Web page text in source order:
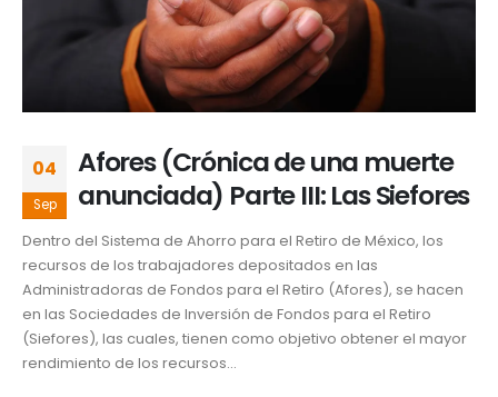
04
Sep
Afores (Crónica de una muerte
anunciada) Parte III: Las Siefores
Dentro del Sistema de Ahorro para el Retiro de México, los
recursos de los trabajadores depositados en las
Administradoras de Fondos para el Retiro (Afores), se hacen
en las Sociedades de Inversión de Fondos para el Retiro
(Siefores), las cuales, tienen como objetivo obtener el mayor
rendimiento de los recursos...